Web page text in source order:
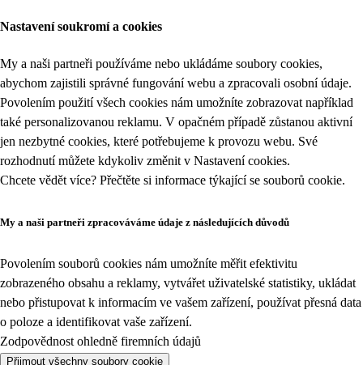
Nastavení soukromí a cookies
My a naši partneři používáme nebo ukládáme soubory cookies,
abychom zajistili správné fungování webu a zpracovali osobní údaje.
Povolením použití všech cookies nám umožníte zobrazovat například
také personalizovanou reklamu. V opačném případě zůstanou aktivní
jen nezbytné cookies, které potřebujeme k provozu webu. Své
rozhodnutí můžete kdykoliv změnit v Nastavení cookies.
Chcete vědět více? Přečtěte si informace týkající se souborů cookie.
My a naši partneři zpracováváme údaje z následujících důvodů
Povolením souborů cookies nám umožníte měřit efektivitu
zobrazeného obsahu a reklamy, vytvářet uživatelské statistiky, ukládat
nebo přistupovat k informacím ve vašem zařízení, používat přesná data
o poloze a identifikovat vaše zařízení.
Zodpovědnost ohledně firemních údajů
Přijmout všechny soubory cookie